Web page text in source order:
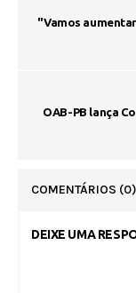
"Vamos
OAB-PB lança
COMENTÁRIOS (0)
DEIXE UMA